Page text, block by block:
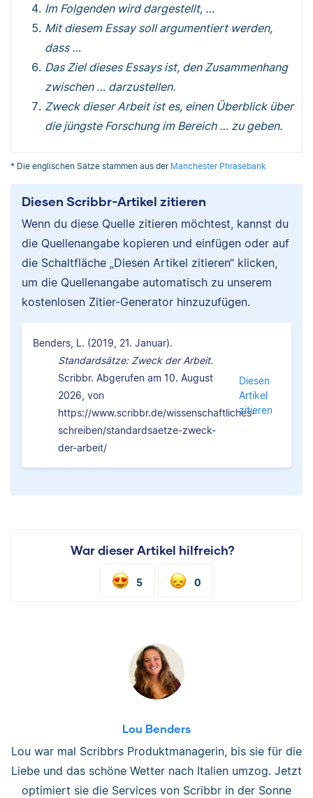
Im Folgenden wird dargestellt, …
Mit diesem Essay soll argumentiert werden,
dass …
Das Ziel dieses Essays ist, den Zusammenhang
zwischen … darzustellen.
Zweck dieser Arbeit ist es, einen Überblick über
die jüngste Forschung im Bereich … zu geben.
* Die englischen Sätze stammen aus der Manchester Phrasebank
Diesen Scribbr-Artikel zitieren
Wenn du diese Quelle zitieren möchtest, kannst du
die Quellenangabe kopieren und einfügen oder auf
die Schaltfläche „Diesen Artikel zitieren“ klicken,
um die Quellenangabe automatisch zu unserem
kostenlosen Zitier-Generator hinzuzufügen.
Benders, L. (2019, 21. Januar).
Standardsätze: Zweck der Arbeit.
Scribbr. Abgerufen am 10. August
2026, von
https://www.scribbr.de/wissenschaftliches-
schreiben/standardsaetze-zweck-
der-arbeit/
Diesen
Artikel
zitieren
War dieser Artikel hilfreich?
5 0
Lou Benders
Lou war mal Scribbrs Produktmanagerin, bis sie für die
Liebe und das schöne Wetter nach Italien umzog. Jetzt
optimiert sie die Services von Scribbr in der Sonne